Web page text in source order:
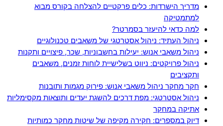
מדריך הישרדות: כלים פרקטיים להצלחה בקורס מבוא
למתמטיקה
למה כדאי להיעזר בסמרטר?
ניהול העתיד: ניהול אסטרטגי של משאבים טכנולוגיים
ניהול משאבי אנוש: יעילות בחשבוניות, שכר, פיצויים ותקנות
ניהול פרויקטים: ניווט בשלישיית לוחות זמנים, משאבים
ותקציבים
חקר מחקר ניהול משאבי אנוש: פירוק מגמות ותובנות
ניהול אסטרטגי: מפת דרכים להשגת יעדים ותוצאות מקסימליות
אתיקה במחקר
דיוק במספרים: חקירה מקיפה של שיטות מחקר כמותיות